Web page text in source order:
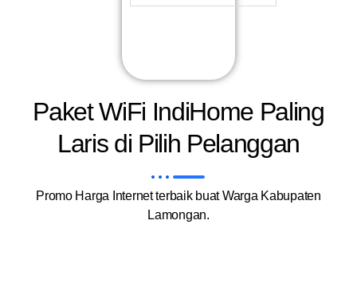
Paket WiFi IndiHome Paling
Laris di Pilih Pelanggan
Promo Harga Internet terbaik buat Warga Kabupaten
Lamongan.